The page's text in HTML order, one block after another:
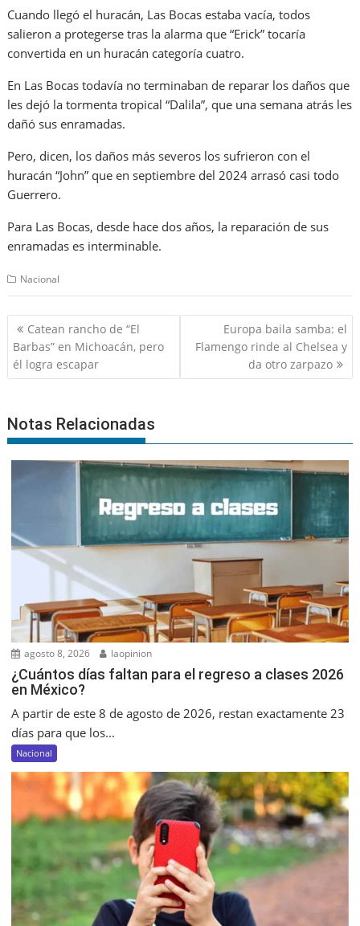
Cuando llegó el huracán, Las Bocas estaba vacía, todos
salieron a protegerse tras la alarma que “Erick” tocaría
convertida en un huracán categoría cuatro.
En Las Bocas todavía no terminaban de reparar los daños que
les dejó la tormenta tropical “Dalila”, que una semana atrás les
dañó sus enramadas.
Pero, dicen, los daños más severos los sufrieron con el
huracán “John” que en septiembre del 2024 arrasó casi todo
Guerrero.
Para Las Bocas, desde hace dos años, la reparación de sus
enramadas es interminable.
Nacional
Navegación
de
entradas
Catean rancho de “El
Barbas” en Michoacán, pero
él logra escapar
Europa baila samba: el
Flamengo rinde al Chelsea y
da otro zarpazo
Notas Relacionadas
agosto 8, 2026 laopinion
¿Cuántos días faltan para el regreso a clases 2026
en México?
A partir de este 8 de agosto de 2026, restan exactamente 23
días para que los...
Nacional